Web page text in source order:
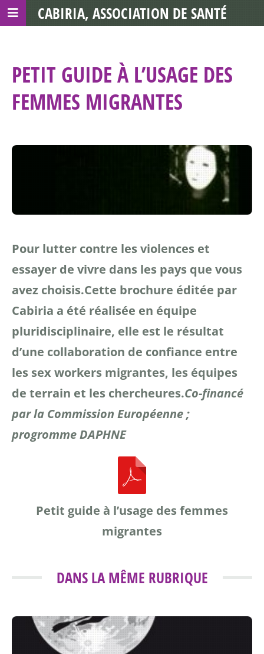
PETIT GUIDE À L’USAGE DES
FEMMES MIGRANTES
Pour lutter contre les violences et
essayer de vivre dans les pays que vous
avez choisis.Cette brochure éditée par
Cabiria a été réalisée en équipe
pluridisciplinaire, elle est le résultat
d’une collaboration de confiance entre
les sex workers migrantes, les équipes
de terrain et les chercheures.Co-financé
par la Commission Européenne ;
progromme DAPHNE
Petit guide à l’usage des femmes
migrantes
DANS LA MÊME RUBRIQUE
CABIRIA, ASSOCIATION DE SANTÉ